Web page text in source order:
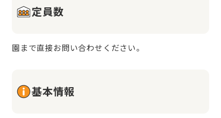
定員数
園まで直接お問い合わせください。
基本情報